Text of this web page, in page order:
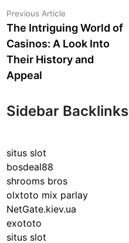
Post
navigation
Previous Article
article:
The Intriguing World of
Casinos: A Look Into
Their History and
Appeal
Sidebar Backlinks
situs slot
bosdeal88
shrooms bros
olxtoto mix parlay
NetGate.kiev.ua
exototo
situs slot